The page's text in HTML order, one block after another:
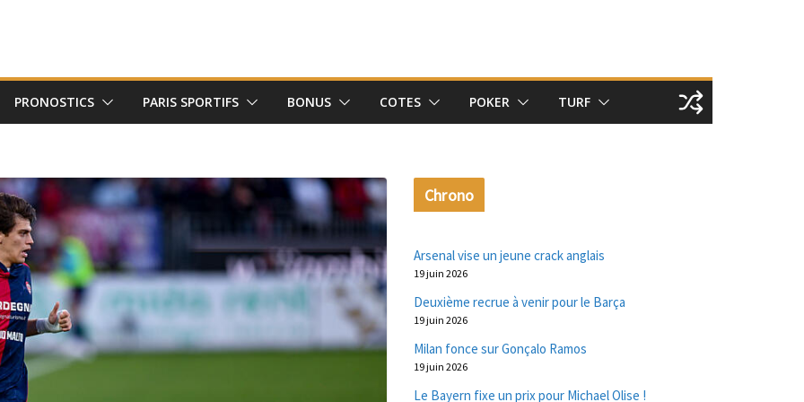
PRONOSTICS PARIS SPORTIFS BONUS COTES POKER TURF
Chrono
Arsenal vise un jeune crack anglais
19 juin 2026
Deuxième recrue à venir pour le Barça
19 juin 2026
Milan fonce sur Gonçalo Ramos
19 juin 2026
Le Bayern fixe un prix pour Michael Olise !